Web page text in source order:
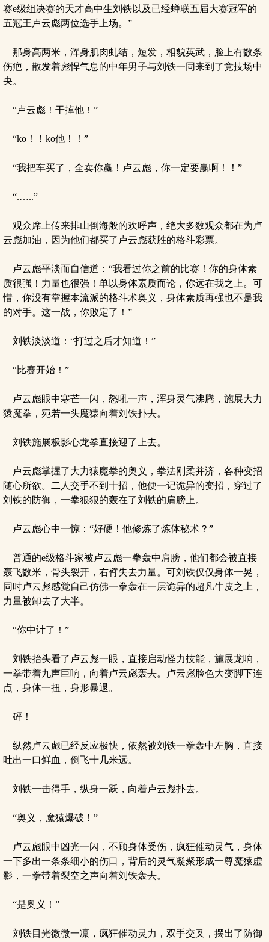
赛e级组决赛的天才高中生刘铁以及已经蝉联五届大赛冠军的
五冠王卢云彪两位选手上场。”
那身高两米，浑身肌肉虬结，短发，相貌英武，脸上有数条
伤疤，散发着彪悍气息的中年男子与刘铁一同来到了竞技场中
央。
“卢云彪！干掉他！”
“ko！！ko他！！”
“我把车买了，全卖你赢！卢云彪，你一定要赢啊！！”
“.…..”
观众席上传来排山倒海般的欢呼声，绝大多数观众都在为卢
云彪加油，因为他们都买了卢云彪获胜的格斗彩票。
卢云彪平淡而自信道：“我看过你之前的比赛！你的身体素
质很强！力量也很强！单以身体素质而论，你远在我之上。可
惜，你没有掌握本流派的格斗术奥义，身体素质再强也不是我
的对手。这一战，你败定了！”
刘铁淡淡道：“打过之后才知道！”
“比赛开始！”
卢云彪眼中寒芒一闪，怒吼一声，浑身灵气沸腾，施展大力
猿魔拳，宛若一头魔猿向着刘铁扑去。
刘铁施展极影心龙拳直接迎了上去。
卢云彪掌握了大力猿魔拳的奥义，拳法刚柔并济，各种变招
随心所欲。二人交手不到十招，他便一记诡异的变招，穿过了
刘铁的防御，一拳狠狠的轰在了刘铁的肩膀上。
卢云彪心中一惊：“好硬！他修炼了炼体秘术？”
普通的e级格斗家被卢云彪一拳轰中肩膀，他们都会被直接
轰飞数米，骨头裂开，右臂失去力量。可刘铁仅仅身体一晃，
同时卢云彪感觉自己仿佛一拳轰在一层诡异的超凡牛皮之上，
力量被卸去了大半。
“你中计了！”
刘铁抬头看了卢云彪一眼，直接启动怪力技能，施展龙响，
一拳带着九声巨响，向着卢云彪轰去。卢云彪脸色大变脚下连
点，身体一扭，身形暴退。
砰！
纵然卢云彪已经反应极快，依然被刘铁一拳轰中左胸，直接
吐出一口鲜血，倒飞十几米远。
刘铁一击得手，纵身一跃，向着卢云彪扑去。
“奥义，魔猿爆破！”
卢云彪眼中凶光一闪，不顾身体受伤，疯狂催动灵气，身体
一下多出一条条细小的伤口，背后的灵气凝聚形成一尊魔猿虚
影，一拳带着裂空之声向着刘铁轰去。
“是奥义！”
刘铁目光微微一凛，疯狂催动灵力，双手交叉，摆出了防御